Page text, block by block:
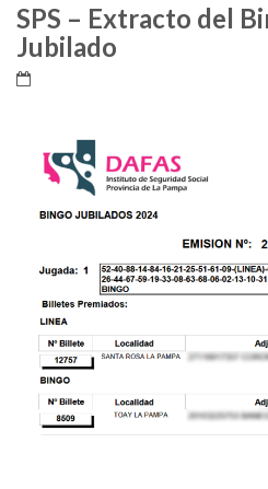
SPS – Extracto del
Jubilado